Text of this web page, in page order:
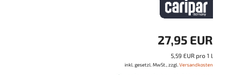
27,95 EUR
5,59 EUR pro 1 l
inkl. gesetzl. MwSt., zzgl. Versandkosten